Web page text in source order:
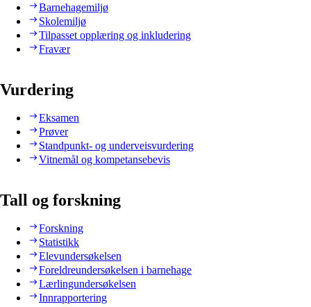
Barnehagemiljø
Skolemiljø
Tilpasset opplæring og inkludering
Fravær
Vurdering
Eksamen
Prøver
Standpunkt- og underveisvurdering
Vitnemål og kompetansebevis
Tall og forskning
Forskning
Statistikk
Elevundersøkelsen
Foreldreundersøkelsen i barnehage
Lærlingundersøkelsen
Innrapportering